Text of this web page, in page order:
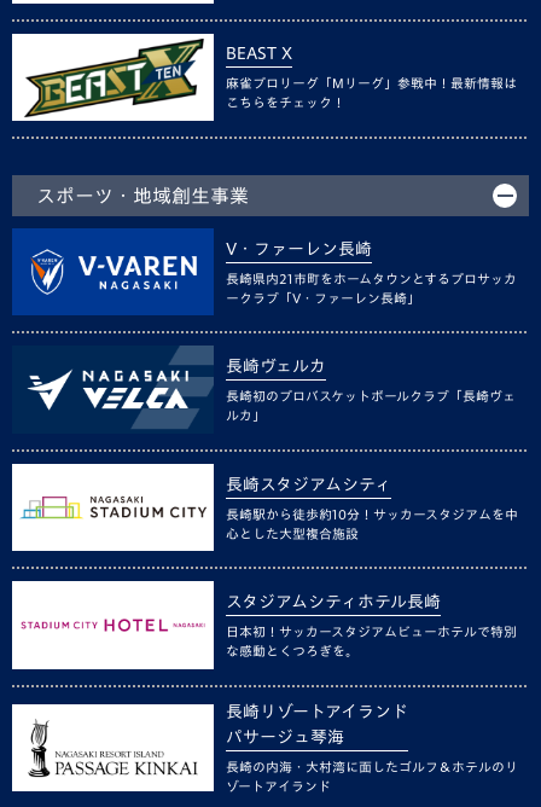
BEAST X
麻雀プロリーグ「Mリーグ」参戦中！最新情報は
こちらをチェック！
スポーツ・地域創生事業
V・ファーレン長崎
長崎県内21市町をホームタウンとするプロサッカ
ークラブ「V・ファーレン長崎」
長崎ヴェルカ
長崎初のプロバスケットボールクラブ「長崎ヴェ
ルカ」
長崎スタジアムシティ
長崎駅から徒歩約10分！サッカースタジアムを中
心とした大型複合施設
スタジアムシティホテル長崎
日本初！サッカースタジアムビューホテルで特別
な感動とくつろぎを。
長崎リゾートアイランド
パサージュ琴海
長崎の内海・大村湾に面したゴルフ＆ホテルのリ
ゾートアイランド